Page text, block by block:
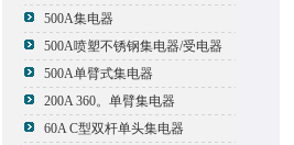
500A集电器
500A喷塑不锈钢集电器/受电器
500A单臂式集电器
200A 360。单臂集电器
60A C型双杆单头集电器